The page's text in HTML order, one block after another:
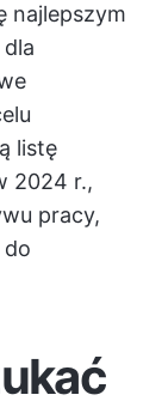
najlepszym
listę
2024 r.,
pracy,
do